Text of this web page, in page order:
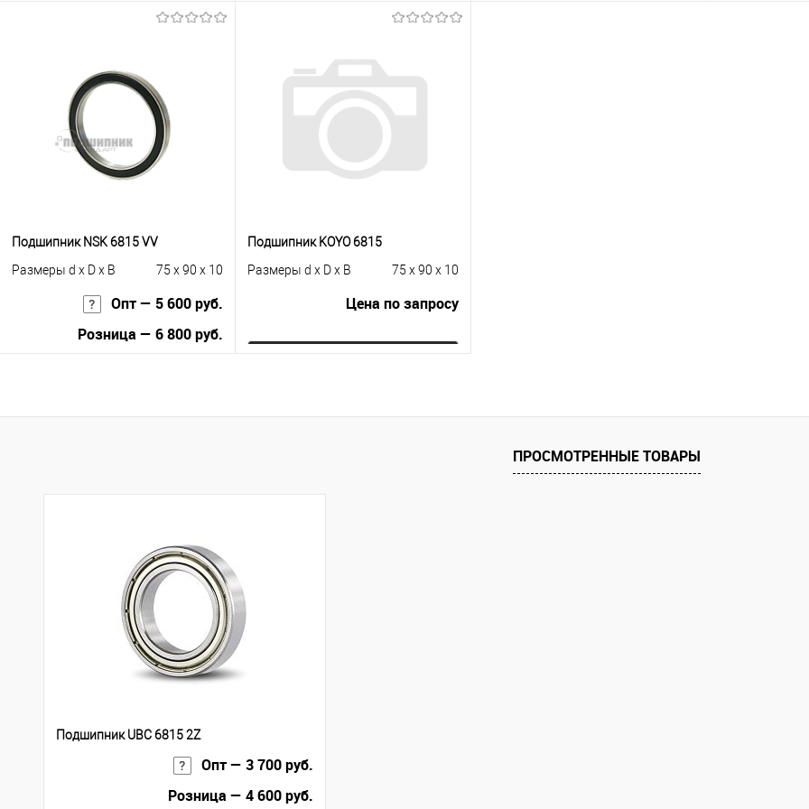
Запросить цену
В избранное
Под заказ
Купить в 1 клик
К сравнению
В избранное
В наличии
Подшипник NSK 6815 VV
Размеры d x D x B
75 x 90 x 10
Опт — 5 600 руб.
Розница — 6 800 руб.
Подшипник KOYO 6815
Размеры d x D x B
75 x 90 x 10
Цена по запросу
Купить в 1 клик
К сравнению
ПРОСМОТРЕННЫЕ ТОВАРЫ
Подшипник UBC 6815 2Z
Опт — 3 700 руб.
Розница — 4 600 руб.